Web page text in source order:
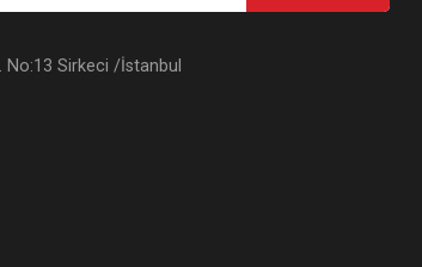
No:13 Sirkeci /İstanbul